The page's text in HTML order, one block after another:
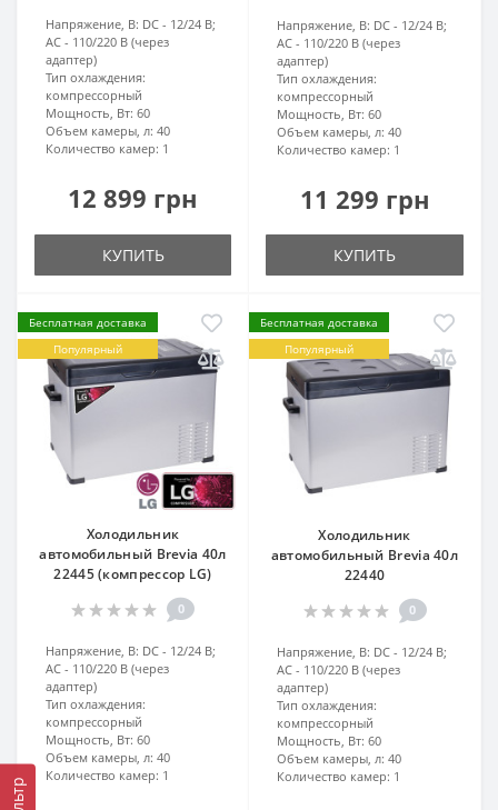
Напряжение, В: DC - 12/24 В;
AC - 110/220 В (через
адаптер)
Тип охлаждения:
компрессорный
Мощность, Вт: 60
Объем камеры, л: 40
Количество камер: 1
12 899 грн
КУПИТЬ
Напряжение, В: DC - 12/24 В;
AC - 110/220 В (через
адаптер)
Тип охлаждения:
компрессорный
Мощность, Вт: 60
Объем камеры, л: 40
Количество камер: 1
11 299 грн
КУПИТЬ
Бесплатная доставка
Популярный
Холодильник
автомобильный Brevia 40л
22445 (компрессор LG)
0
Напряжение, В: DC - 12/24 В;
AC - 110/220 В (через
адаптер)
Тип охлаждения:
компрессорный
Мощность, Вт: 60
Объем камеры, л: 40
Количество камер: 1
Бесплатная доставка
Популярный
Холодильник
автомобильный Brevia 40л
22440
0
Напряжение, В: DC - 12/24 В;
AC - 110/220 В (через
адаптер)
Тип охлаждения:
компрессорный
Мощность, Вт: 60
Объем камеры, л: 40
Количество камер: 1